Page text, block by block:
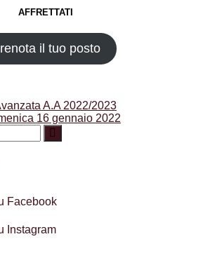
AFFRETTATI
il tuo posto
A.A 2022/2023
16 gennaio 2022
Facebook
Instagram